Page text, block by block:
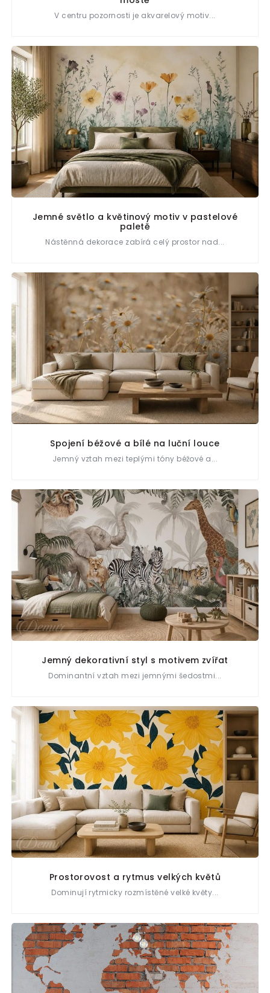
V centru pozornosti je akvarelový motiv...
Jemné světlo a květinový motiv v pastelové
paletě
Nástěnná dekorace zabírá celý prostor nad...
Spojení béžové a bílé na luční louce
Jemný vztah mezi teplými tóny béžové a...
Jemný dekorativní styl s motivem zvířat
Dominantní vztah mezi jemnými šedostmi...
Prostorovost a rytmus velkých květů
Dominují rytmicky rozmístěné velké květy...